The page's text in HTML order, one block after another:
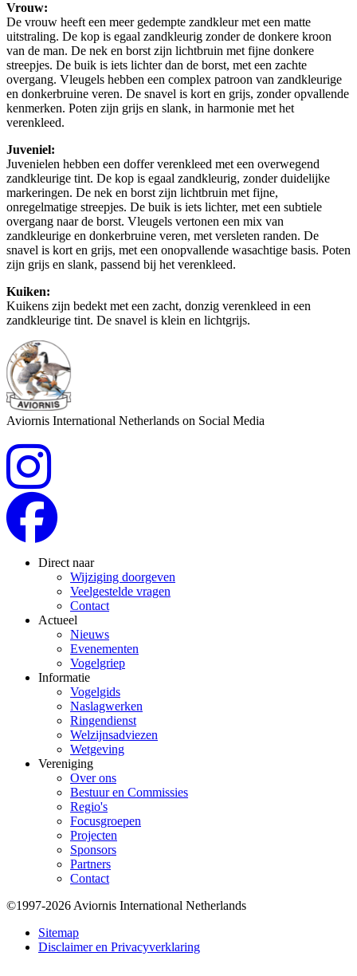
Vrouw:
De vrouw heeft een meer gedempte zandkleur met een matte
uitstraling. De kop is egaal zandkleurig zonder de donkere kroon
van de man. De nek en borst zijn lichtbruin met fijne donkere
streepjes. De buik is iets lichter dan de borst, met een zachte
overgang. Vleugels hebben een complex patroon van zandkleurige
en donkerbruine veren. De snavel is kort en grijs, zonder opvallende
kenmerken. Poten zijn grijs en slank, in harmonie met het
verenkleed.
Juveniel:
Juvenielen hebben een doffer verenkleed met een overwegend
zandkleurige tint. De kop is egaal zandkleurig, zonder duidelijke
markeringen. De nek en borst zijn lichtbruin met fijne,
onregelmatige streepjes. De buik is iets lichter, met een subtiele
overgang naar de borst. Vleugels vertonen een mix van
zandkleurige en donkerbruine veren, met versleten randen. De
snavel is kort en grijs, met een onopvallende wasachtige basis. Poten
zijn grijs en slank, passend bij het verenkleed.
Kuiken:
Kuikens zijn bedekt met een zacht, donzig verenkleed in een
zandkleurige tint. De snavel is klein en lichtgrijs.
Aviornis International Netherlands on Social Media
Direct naar
Wijziging doorgeven
Veelgestelde vragen
Contact
Actueel
Nieuws
Evenementen
Vogelgriep
Informatie
Vogelgids
Naslagwerken
Ringendienst
Welzijnsadviezen
Wetgeving
Vereniging
Over ons
Bestuur en Commissies
Regio's
Focusgroepen
Projecten
Sponsors
Partners
Contact
Bottom
©1997-2026 Aviornis International Netherlands
Sitemap
Disclaimer en Privacyverklaring